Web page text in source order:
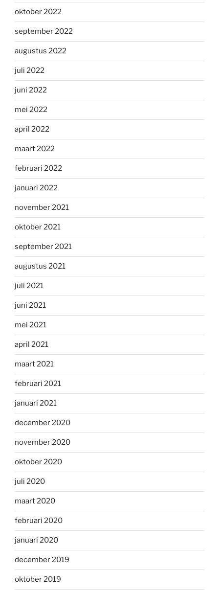
oktober 2022
september 2022
augustus 2022
juli 2022
juni 2022
mei 2022
april 2022
maart 2022
februari 2022
januari 2022
november 2021
oktober 2021
september 2021
augustus 2021
juli 2021
juni 2021
mei 2021
april 2021
maart 2021
februari 2021
januari 2021
december 2020
november 2020
oktober 2020
juli 2020
maart 2020
februari 2020
januari 2020
december 2019
oktober 2019